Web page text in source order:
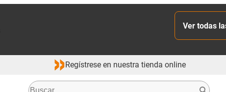
Ver todas
Regístrese en nuestra tienda online